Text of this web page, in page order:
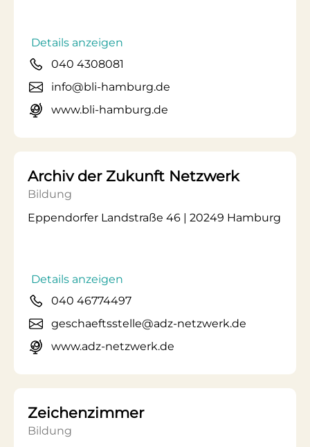
Details anzeigen
040 4308081
info@bli-hamburg.de
www.bli-hamburg.de
Archiv der Zukunft Netzwerk
Bildung
Eppendorfer Landstraße 46 | 20249 Hamburg
Details anzeigen
040 46774497
geschaeftsstelle@adz-netzwerk.de
www.adz-netzwerk.de
Zeichenzimmer
Bildung